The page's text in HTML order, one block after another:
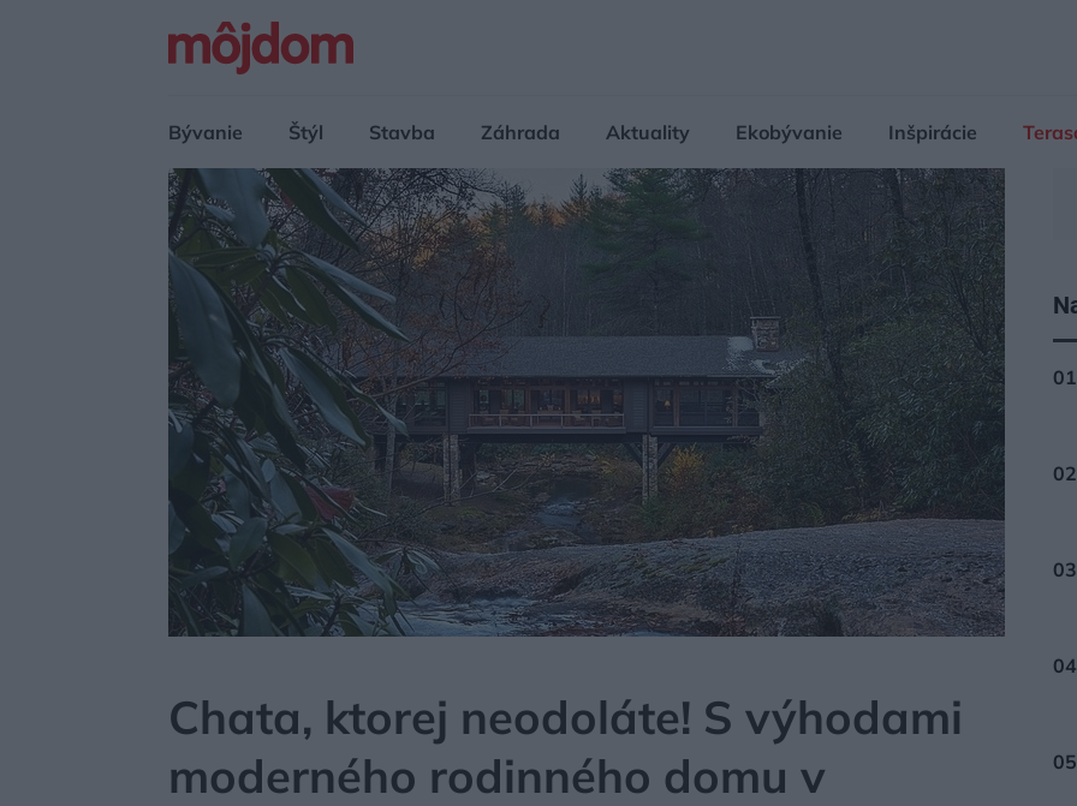
Bývanie Štýl Stavba Záhrada Aktuality Ekobývanie Inšpirácie
Chata, ktorej neodoláte! S výhodami
moderného rodinného domu v